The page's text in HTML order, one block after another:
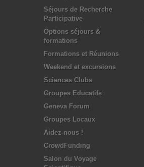
Séjours de Recherche
Participative
Options séjours &
formations
Formations et Réunions
Weekend et excursions
Sciences Clubs
Groupes Educatifs
Geneva Forum
Groupes Locaux
Aidez-nous !
CrowdFunding
Salon du Voyage